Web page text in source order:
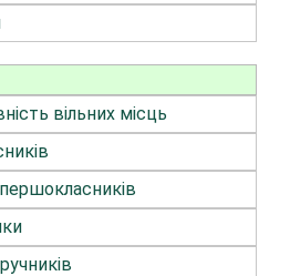
вільних місць